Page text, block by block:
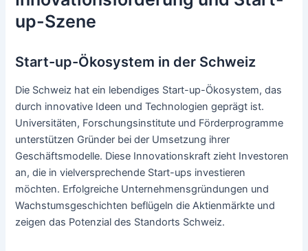
up-Szene
Start-up-Ökosystem in der Schweiz
Die Schweiz hat ein lebendiges Start-up-Ökosystem, das
durch innovative Ideen und Technologien geprägt ist.
Universitäten, Forschungsinstitute und Förderprogramme
unterstützen Gründer bei der Umsetzung ihrer
Geschäftsmodelle. Diese Innovationskraft zieht Investoren
an, die in vielversprechende Start-ups investieren
möchten. Erfolgreiche Unternehmensgründungen und
Wachstumsgeschichten beflügeln die Aktienmärkte und
zeigen das Potenzial des Standorts Schweiz.